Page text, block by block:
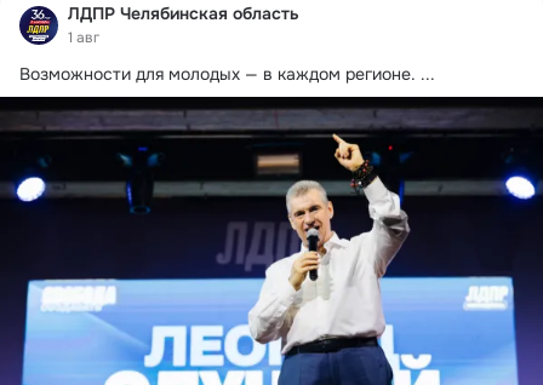
ЛДПР Челябинская область
1 авг
Возможности для молодых — в каждом регионе. ...